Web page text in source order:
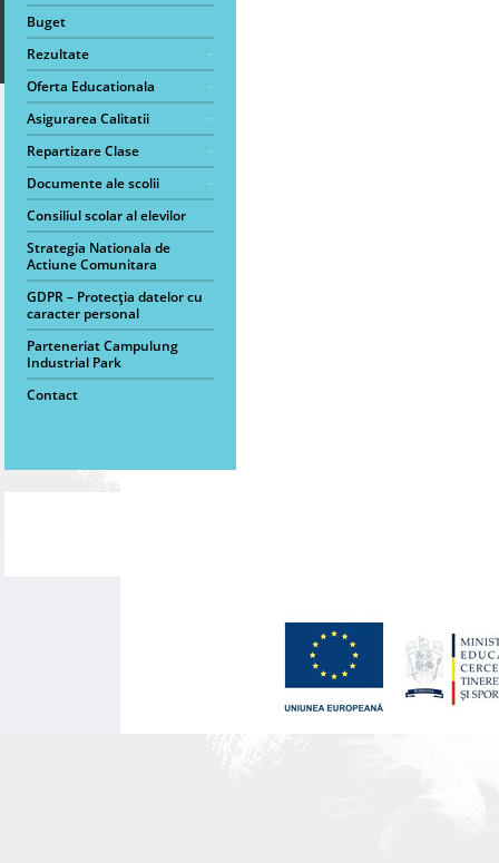
Buget
Rezultate
Oferta Educationala
Asigurarea Calitatii
Repartizare Clase
Documente ale scolii
Consiliul scolar al elevilor
Strategia Nationala de
Actiune Comunitara
GDPR – Protecția datelor cu
caracter personal
Parteneriat Campulung
Industrial Park
Contact